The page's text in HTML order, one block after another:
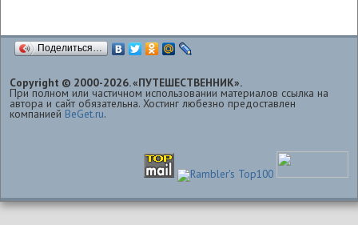
Поделиться…
Copyright © 2000-2026. «ПУТЕШЕСТВЕННИК».
При полном или частичном использовании материалов ссылка на
автора и сайт обязательна. Хостинг любезно предоставлен
компанией BeGet.ru.